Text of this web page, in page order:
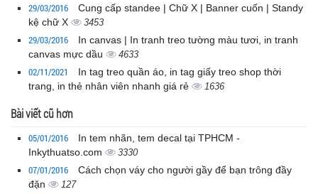
29/03/2016
Cung cấp standee | Chữ X | Banner cuốn | Standy
kệ chữ X
3453
29/03/2016
In canvas | In tranh treo tường màu tươi, in tranh
canvas mực dầu
4633
02/11/2021
In tag treo quần áo, in tag giấy treo shop thời
trang, in thẻ nhân viên nhanh giá rẻ
1636
Bài viết cũ hơn
05/01/2016
In tem nhãn, tem decal tại TPHCM -
Inkythuatso.com
3330
07/01/2016
Cách chọn váy cho người gầy để bạn trông đầy
đặn
127